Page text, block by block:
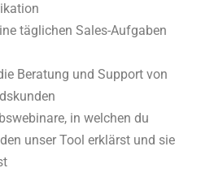
täglichen Sales-Aufgaben
Beratung und Support von
in welchen du
unser Tool erklärst und sie